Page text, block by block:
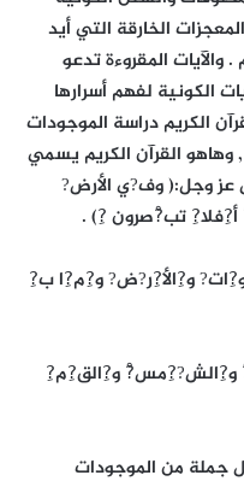
الخارقة التي أيد
. والآيات المقروءة تدعو
الكونية لفهم أسرارها
الكريم دراسة الموجودات
وهاهو القرآن الكريم يسمي
عز وجل:( وف?ي الأرض?
تب?ْصرون ?ِ) .
و?ِالأ?ِر?ض? و?ِم?ِا ب?ِ
و?ِالش??ِمس?ْ و?ِالق?ِم?ِ
جملة من الموجودات